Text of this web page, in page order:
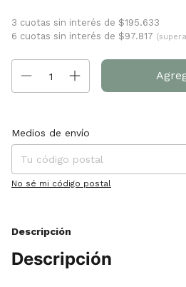
3 cuotas sin interés de $195.633
6 cuotas sin interés de $97.817
Entregas para el CP:
Medios de envío
No sé mi código postal
Descripción
Descripción